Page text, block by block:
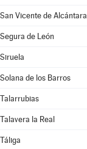
San Vicente de Alcántara
Segura de León
Siruela
Solana de los Barros
Talarrubias
Talavera la Real
Táliga